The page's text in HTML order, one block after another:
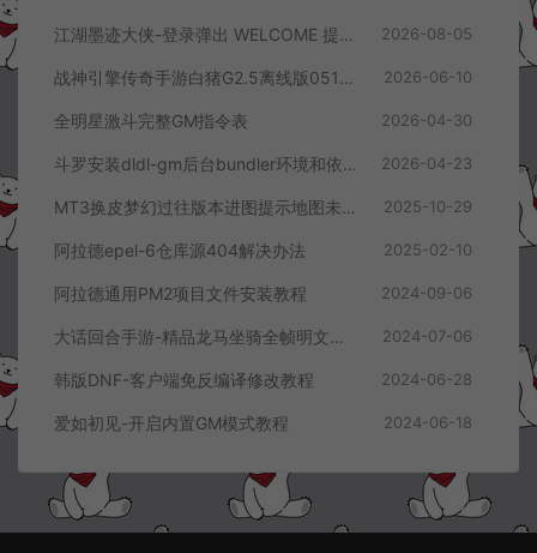
江湖墨迹大侠-登录弹出 WELCOME 提示无法进游戏修复教程 2026-08-05
战神引擎传奇手游白猪G2.5离线版0513卡登录问题解决教程 2026-06-10
全明星激斗完整GM指令表 2026-04-30
斗罗安装dldl-gm后台bundler环境和依赖报错解决方案 2026-04-23
MT3换皮梦幻过往版本进图提示地图未开放解决办法 2025-10-29
阿拉德epel-6仓库源404解决办法 2025-02-10
阿拉德通用PM2项目文件安装教程 2024-09-06
大话回合手游-精品龙马坐骑全帧明文素材 2024-07-06
韩版DNF-客户端免反编译修改教程 2024-06-28
爱如初见-开启内置GM模式教程 2024-06-18